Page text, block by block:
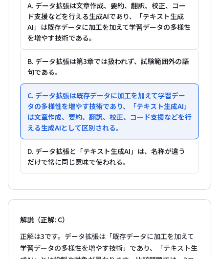
A. データ拡張は文章作成、要約、翻訳、校正、コー
ド支援などを行える生成AIであり、「テキスト生成
AI」は既存データに加工を加えて学習データの多様性
を増やす技術である。
B. データ拡張は第3章では扱われず、試験範囲外の語
句である。
C. データ拡張は既存データに加工を加えて学習デー
タの多様性を増やす技術であり、「テキスト生成AI」
は文章作成、要約、翻訳、校正、コード支援などを行
える生成AIとして区別される。
D. データ拡張と「テキスト生成AI」は、名称が違う
だけで常に同じ意味で使われる。
解説（正解: C）
正解は3です。データ拡張は「既存データに加工を加えて
学習データの多様性を増やす技術」であり、「テキスト生